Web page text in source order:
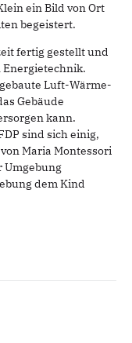
ein Bild von Ort
begeistert.
fertig gestellt und
Luft-Wärme-
Gebäude
kann.
sind sich einig,
Maria Montessori
Umgebung
dem Kind